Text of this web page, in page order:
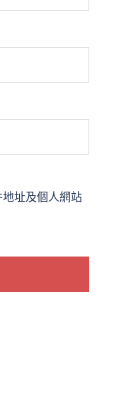
址及個人網站